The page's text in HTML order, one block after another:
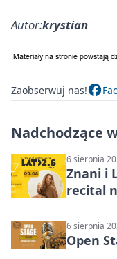
Autor:krystian
Zaobserwuj nas!
Nadchodzące
6 sierpnia
Znani i
recital
6 sierpnia
Open